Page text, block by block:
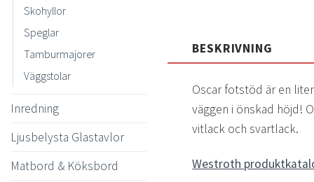
Skohyllor
Speglar
Tamburmajorer
Väggstolar
Inredning
Ljusbelysta Glastavlor
Matbord & Köksbord
BESKRIVNING
Oscar fotstöd är en
väggen i önskad höjd!
vitlack och svartlack.
Westroth